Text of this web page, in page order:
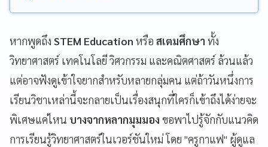
หากพูดถึง STEM Education หรือ สเตมศึกษา ทั้ง
วิทยาศาสตร์ เทคโนโลยี วิศวกรรม และคณิตศาสตร์ ล้วนแล้ว
แต่อาจฟังดูเข้าใจยากสำหรับหลายกลุ่มคน แต่ถ้าวันหนึ่งการ
เรียนวิชาเหล่านี้จะกลายเป็นเรื่องสนุกที่ใครก็เข้าถึงได้ง่ายจะ
พิเศษแค่ไหน บางจากหลากมุมมอง ขอพาไปรู้จักกับแนวคิด
การเรียนรู้วิทยาศาสตร์ในเวอร์ชันใหม่ โดย "ครูกาแฟ" ผู้ดูแล